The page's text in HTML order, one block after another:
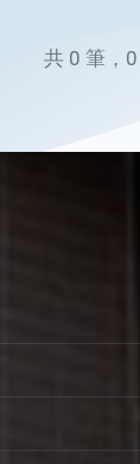
共 0 筆，